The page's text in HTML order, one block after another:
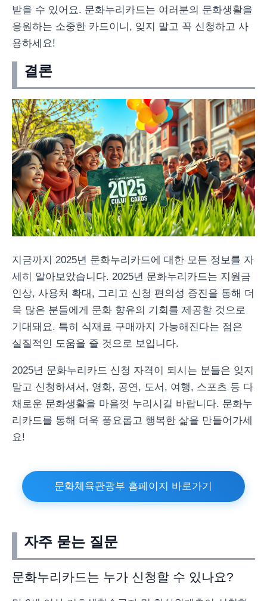
받을 수 있어요. 문화누리카드는 여러분의 문화생활을
응원하는 소중한 카드이니, 잊지 말고 꼭 신청하고 사
용하세요!
결론
지금까지 2025년 문화누리카드에 대한 모든 정보를 자
세히 알아보았습니다. 2025년 문화누리카드는 지원금
인상, 사용처 확대, 그리고 신청 편의성 증진을 통해 더
욱 많은 분들에게 문화 향유의 기회를 제공할 것으로
기대돼요. 특히 식재료 구매까지 가능해진다는 점은
실질적인 도움을 줄 것으로 보입니다.
2025년 문화누리카드 신청 자격이 되시는 분들은 잊지
말고 신청하셔서, 영화, 공연, 도서, 여행, 스포츠 등 다
채로운 문화생활을 마음껏 누리시길 바랍니다. 문화누
리카드를 통해 더욱 풍요롭고 행복한 삶을 만들어가세
요!
문화체육관광부 홈페이지 바로가기
자주 묻는 질문
문화누리카드는 누가 신청할 수 있나요?